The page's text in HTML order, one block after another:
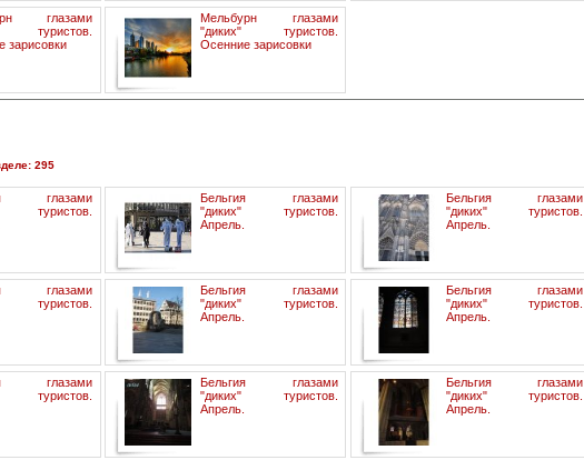
глазами
туристов.
зарисовки
Мельбурн глазами
"диких" туристов.
Осенние зарисовки
295
глазами
туристов.
Бельгия глазами
"диких" туристов.
Апрель.
Бельгия глазами
"диких" туристов.
Апрель.
глазами
туристов.
Бельгия глазами
"диких" туристов.
Апрель.
Бельгия глазами
"диких" туристов.
Апрель.
глазами
туристов.
Бельгия глазами
"диких" туристов.
Апрель.
Бельгия глазами
"диких" туристов.
Апрель.